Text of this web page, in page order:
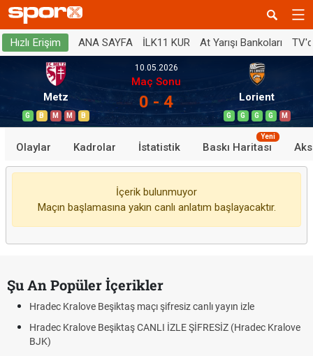
Hızlı Erişim ANA SAYFA İLK11 KUR At Yarışı Bankoları
Metz
G B M M B
10.05.2026
Maç Sonu
0 - 4 Lorient
G G G G M
Olaylar Kadrolar İstatistik Baskı Haritası
Yeni
İçerik bulunmuyor
Maçın başlamasına yakın canlı anlatım başlayacaktır.
Şu An Popüler İçerikler
Hradec Kralove Beşiktaş maçı şifresiz canlı yayın izle
Hradec Kralove Beşiktaş CANLI İZLE ŞİFRESİZ (Hradec Kralove
BJK)